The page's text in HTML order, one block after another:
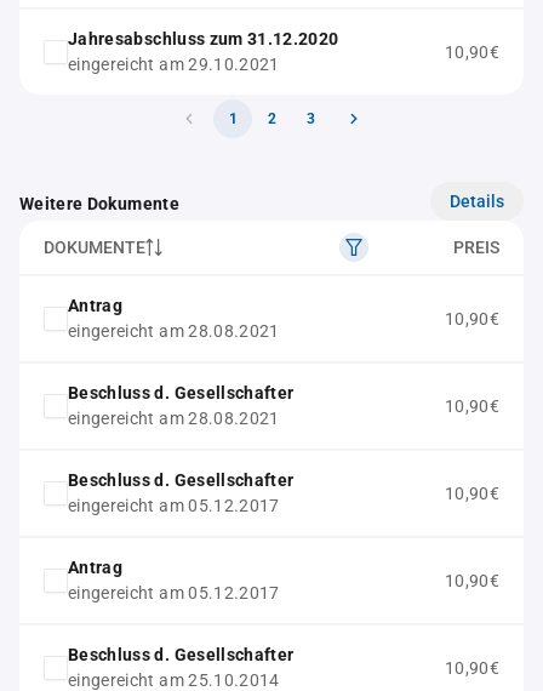
Jahresabschluss zum 31.12.2020
eingereicht am 29.10.2021
10,90€
1 2 3
Weitere Dokumente Details
DOKUMENTE PREIS
Antrag
eingereicht am 28.08.2021
10,90€
Beschluss d. Gesellschafter
eingereicht am 28.08.2021
10,90€
Beschluss d. Gesellschafter
eingereicht am 05.12.2017
10,90€
Antrag
eingereicht am 05.12.2017
10,90€
Beschluss d. Gesellschafter
eingereicht am 25.10.2014
10,90€